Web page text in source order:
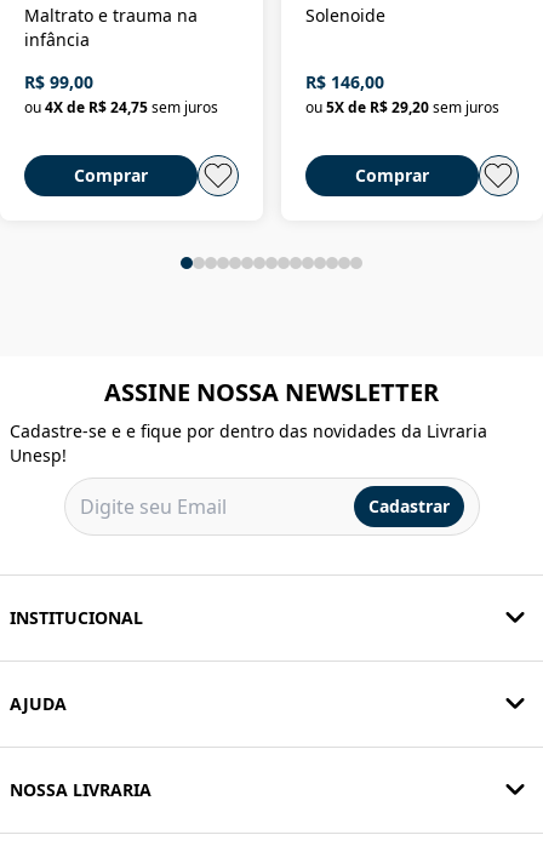
Maltrato e trauma na
infância
R$ 99,00
ou4X de R$ 24,75sem juros
Comprar
Solenoide
R$ 146,00
ou 5X de R$ 29,20 sem juros
Comprar
ASSINE NOSSA NEWSLETTER
Cadastre-se e e fique por dentro das novidades da Livraria
Unesp!
Cadastrar
INSTITUCIONAL
AJUDA
NOSSA LIVRARIA